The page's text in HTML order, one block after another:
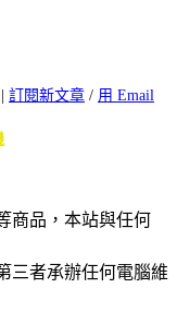
訂閱新文章 / 用 Email
商品，本站與任何
三者承辦任何電腦維